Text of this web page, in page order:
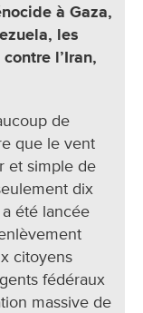
à Gaza,
les
l’Iran,
de
que le vent
et simple de
dix
été lancée
citoyens
fédéraux
massive de